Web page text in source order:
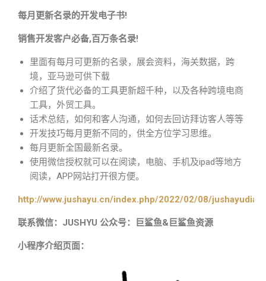
每月更新名录的开发电子书!
销售开发客户必备,百万条名录!
里面有每月可更新的名录，展会资料，海关数据，跨
境，亚马逊可供下载
介绍了货代必备的工具更新超千种，以及各种跨境电商
工具，外贸工具。
话术总结，如何和客人沟通，如何去回访拜访客人等等
开发技巧每月更新不同的，供全方位学习思维。
每月更新全国最新名录。
使用微信授权就可以在阅读，电脑、手机及ipad等地方
阅读，APP网站打开很方便。
http://www.jushayu.cn/index.php/2022/02/08/
联系微信：JUSHYU 公众号：巨鲨鱼&巨鲨鱼资源
小程序介绍页面：